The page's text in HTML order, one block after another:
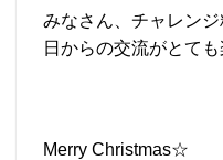
みなさん、チャレン
日からの交流がとて
Merry Christmas☆